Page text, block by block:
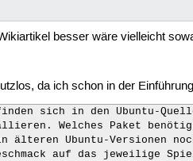
besser wäre vielleicht
da ich schon in der
sich in den Ubuntu-
Welches Paket
in älteren Ubuntu-Versionen
auf das jeweilige